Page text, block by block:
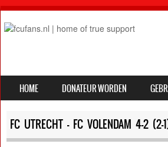
MENU
SKIP TO CONTENT
HOME DONATEUR WORDEN
FC UTRECHT – FC VOLENDAM 4-2 (2-